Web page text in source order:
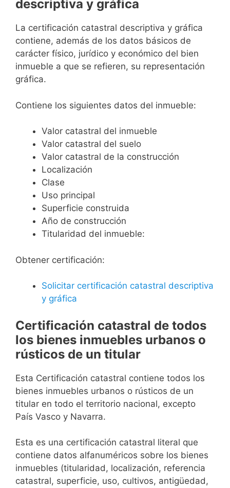
descriptiva y gráfica
La certificación catastral descriptiva y gráfica
contiene, además de los datos básicos de
carácter físico, jurídico y económico del bien
inmueble a que se refieren, su representación
gráfica.
Contiene los siguientes datos del inmueble:
Valor catastral del inmueble
Valor catastral del suelo
Valor catastral de la construcción
Localización
Clase
Uso principal
Superficie construida
Año de construcción
Titularidad del inmueble:
Obtener certificación:
Solicitar certificación catastral descriptiva
y gráfica
Certificación catastral de todos
los bienes inmuebles urbanos o
rústicos de un titular
Esta Certificación catastral contiene todos los
bienes inmuebles urbanos o rústicos de un
titular en todo el territorio nacional, excepto
País Vasco y Navarra.
Esta es una certificación catastral literal que
contiene datos alfanuméricos sobre los bienes
inmuebles (titularidad, localización, referencia
catastral, superficie, uso, cultivos, antigüedad,